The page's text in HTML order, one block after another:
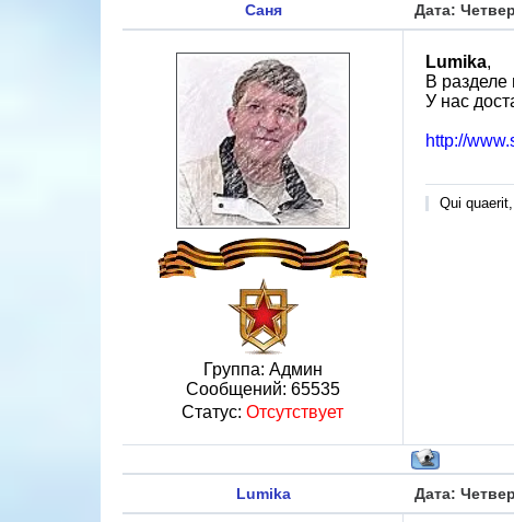
Саня Дата:
Группа: Админ
Сообщений: 65535
Статус: Отсутствует
Lumika,
В разделе
У нас
http://
Qui
Lumika Дата: